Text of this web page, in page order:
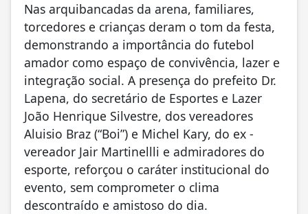
Nas arquibancadas da arena, familiares,
torcedores e crianças deram o tom da festa,
demonstrando a importância do futebol
amador como espaço de convivência, lazer e
integração social. A presença do prefeito Dr.
Lapena, do secretário de Esportes e Lazer
João Henrique Silvestre, dos vereadores
Aluisio Braz (“Boi”) e Michel Kary, do ex -
vereador Jair Martinellli e admiradores do
esporte, reforçou o caráter institucional do
evento, sem comprometer o clima
descontraído e amistoso do dia.